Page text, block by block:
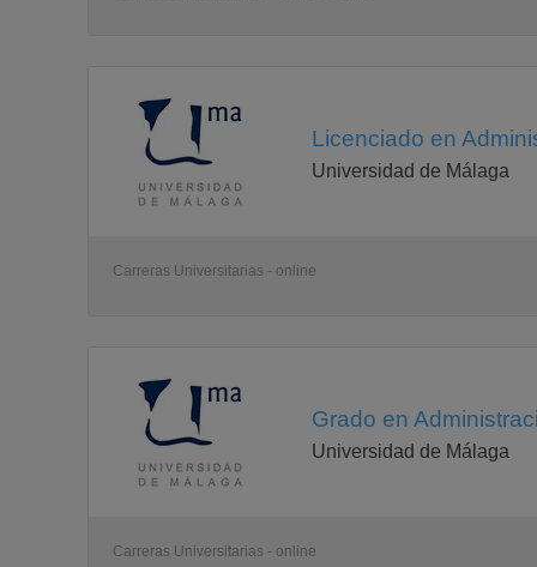
Licenciado en
Universidad de Málaga
Carreras Universitarias - online
Grado en
Universidad de Málaga
Carreras Universitarias - online